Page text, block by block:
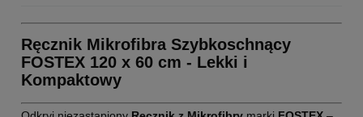
Ręcznik Mikrofibra Szybkoschnący
FOSTEX 120 x 60 cm - Lekki i
Kompaktowy